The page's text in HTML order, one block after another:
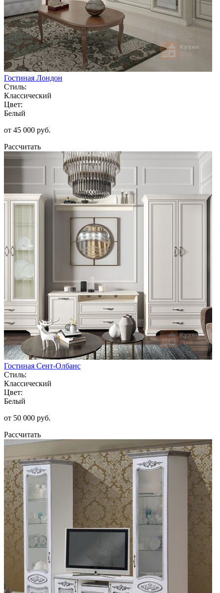
Гостиная Лондон
Стиль:
Классический
Цвет:
Белый
от 45 000 руб.
Рассчитать
Гостиная Сент-Олбанс
Стиль:
Классический
Цвет:
Белый
от 50 000 руб.
Рассчитать